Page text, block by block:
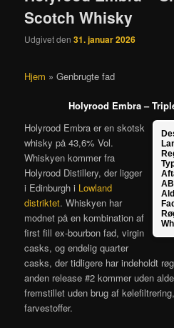
Scotch Whisky
Udgivet den31. januar 2026
Hjem »Genbrugte fad
Holyrood Embra –
Holyrood Embra er en skotsk
whisky på 43,6% Vol.
Whiskyen kommer fra
Holyrood Distillery, der ligger
i Edinburgh i Lowland
distriktet. Whiskyen har
modnet på en kombination af
first fill ex-bourbon fad, virgin
casks, og endelig quarter
casks, der tidligere har indeholdt
anden release #2 kommer uden
fremstillet uden brug af
farvestoffer.